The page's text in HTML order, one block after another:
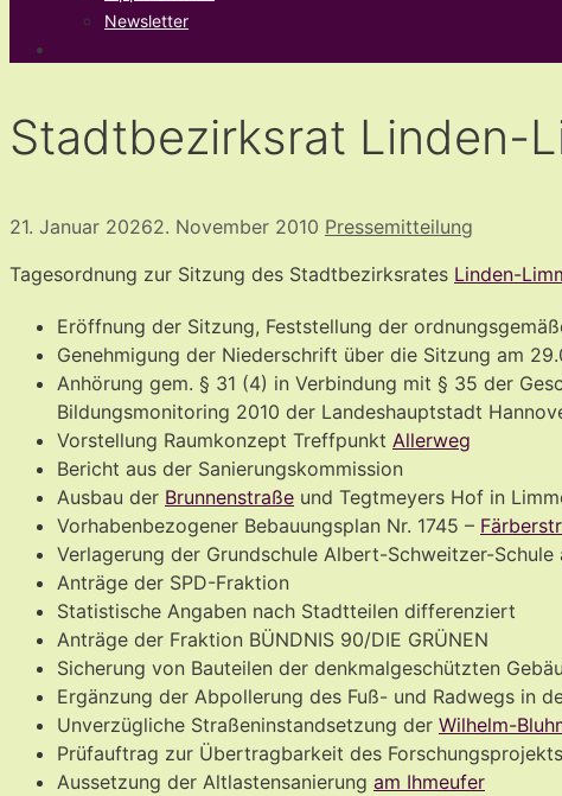
Newsletter
Stadtbezirksrat Linden-
21. Januar 20262. November 2010 Pressemitteilung
Tagesordnung zur Sitzung des Stadtbezirksrates Linden-
Eröffnung der Sitzung, Feststellung der
Genehmigung der Niederschrift über die Sitzung am
Anhörung gem. § 31 (4) in Verbindung mit § 35 der
Bildungsmonitoring 2010 der Landeshauptstadt
Vorstellung Raumkonzept Treffpunkt Allerweg
Bericht aus der Sanierungskommission
Ausbau der Brunnenstraße und Tegtmeyers Hof in
Vorhabenbezogener Bebauungsplan Nr. 1745 –
Verlagerung der Grundschule Albert-Schweitzer-
Anträge der SPD-Fraktion
Statistische Angaben nach Stadtteilen differenziert
Anträge der Fraktion BÜNDNIS 90/DIE GRÜNEN
Sicherung von Bauteilen der denkmalgeschützten
Ergänzung der Abpollerung des Fuß- und Radwegs in
Unverzügliche Straßeninstandsetzung der Wilhelm-
Prüfauftrag zur Übertragbarkeit des
Aussetzung der Altlastensanierung am Ihmeufer